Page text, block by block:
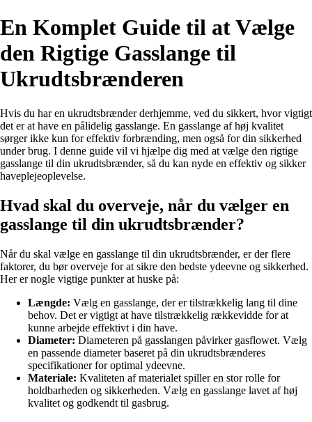
En Komplet Guide til at Vælge
den Rigtige Gasslange til
Ukrudtsbrænderen
Hvis du har en ukrudtsbrænder derhjemme, ved du sikkert, hvor vigtigt
det er at have en pålidelig gasslange. En gasslange af høj kvalitet
sørger ikke kun for effektiv forbrænding, men også for din sikkerhed
under brug. I denne guide vil vi hjælpe dig med at vælge den rigtige
gasslange til din ukrudtsbrænder, så du kan nyde en effektiv og sikker
haveplejeoplevelse.
Hvad skal du overveje, når du vælger en
gasslange til din ukrudtsbrænder?
Når du skal vælge en gasslange til din ukrudtsbrænder, er der flere
faktorer, du bør overveje for at sikre den bedste ydeevne og sikkerhed.
Her er nogle vigtige punkter at huske på:
Længde: Vælg en gasslange, der er tilstrækkelig lang til dine
behov. Det er vigtigt at have tilstrækkelig rækkevidde for at
kunne arbejde effektivt i din have.
Diameter: Diameteren på gasslangen påvirker gasflowet. Vælg
en passende diameter baseret på din ukrudtsbrænderes
specifikationer for optimal ydeevne.
Materiale: Kvaliteten af materialet spiller en stor rolle for
holdbarheden og sikkerheden. Vælg en gasslange lavet af høj
kvalitet og godkendt til gasbrug.